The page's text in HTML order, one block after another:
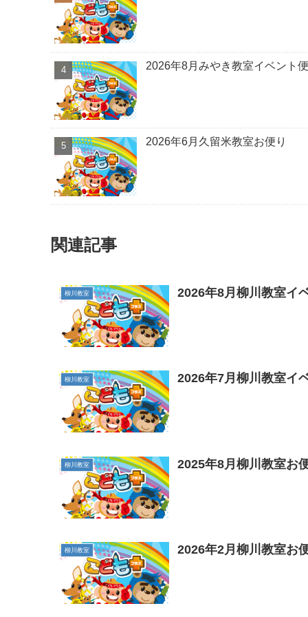
2026年8月みやき教室イベント
2026年6月久留米教室お便り
関連記事
柳川教室 2026年8月柳川教室イ
柳川教室 2026年7月柳川教室イ
柳川教室 2025年8月柳川教室お
柳川教室 2026年2月柳川教室お